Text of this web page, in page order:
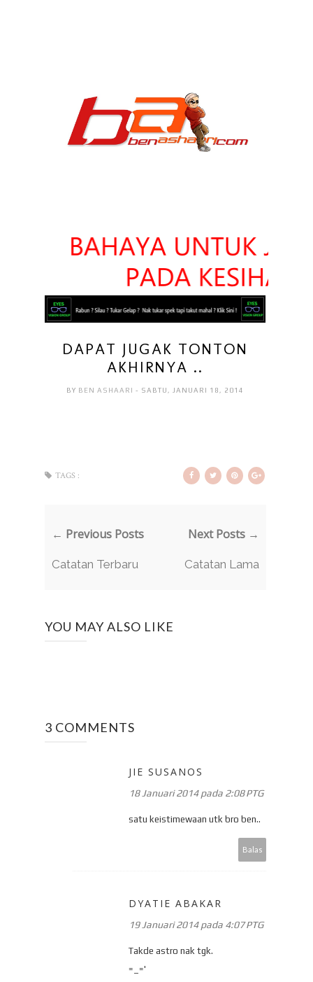
DAPAT JUGAK TONTON
AKHIRNYA ..
BY BEN ASHAARI- SABTU, JANUARI 18, 2014
TAGS :
← Previous Posts
Catatan Terbaru
Next Posts →
Catatan Lama
YOU MAY ALSO LIKE
3 COMMENTS
JIE SUSANOS
18 Januari 2014 pada 2:08 PTG
satu keistimewaan utk bro ben..
Balas
DYATIE ABAKAR
19 Januari 2014 pada 4:07 PTG
Takde astro nak tgk.
=_='